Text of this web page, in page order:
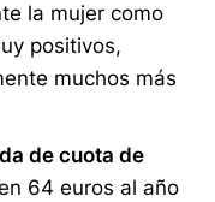
la mujer como
positivos,
muchos más
de cuota de
64 euros al año